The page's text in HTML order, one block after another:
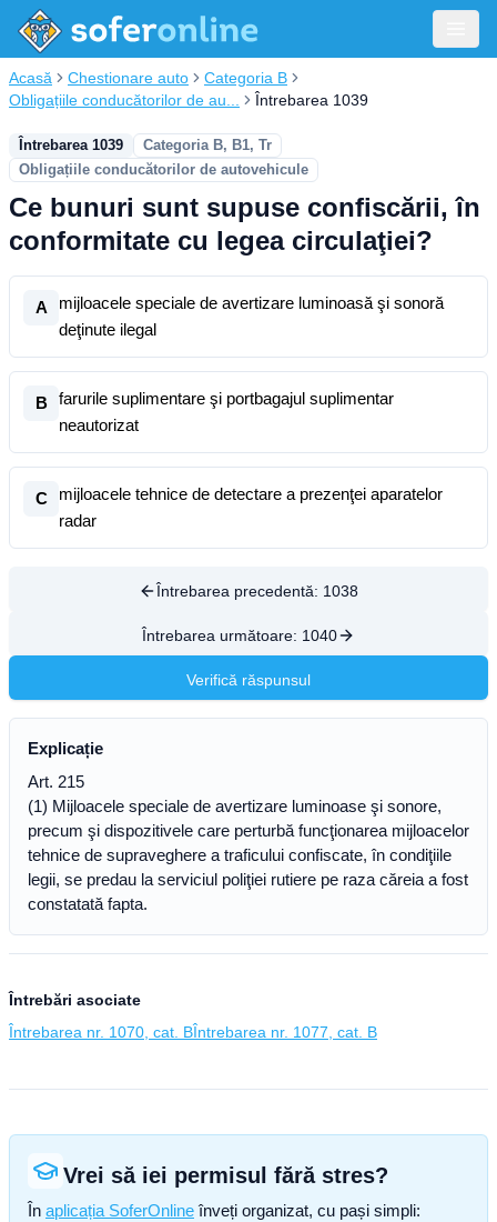
Acasă Chestionare auto
Categoria B
Obligațiile conducătorilor de au...
Întrebarea 1039
Întrebarea 1039
Categoria B, B1, Tr
Obligațiile conducătorilor de autovehicule
Ce bunuri sunt supuse confiscării, în
conformitate cu legea circulaţiei?
A
mijloacele speciale de avertizare luminoasă şi sonoră
deţinute ilegal
B
farurile suplimentare şi portbagajul suplimentar
neautorizat
C
mijloacele tehnice de detectare a prezenţei aparatelor
radar
Întrebarea precedentă: 1038
Întrebarea următoare: 1040
Verifică răspunsul
Explicație
Art. 215
(1) Mijloacele speciale de avertizare luminoase şi sonore,
precum şi dispozitivele care perturbă funcţionarea mijloacelor
tehnice de supraveghere a traficului confiscate, în condiţiile
legii, se predau la serviciul poliţiei rutiere pe raza căreia a fost
constatată fapta.
Întrebări asociate
Întrebarea nr. 1070, cat. BÎntrebarea nr. 1077, cat. B
Vrei să iei permisul fără stres?
În aplicația SoferOnline înveți organizat, cu pași simpli: